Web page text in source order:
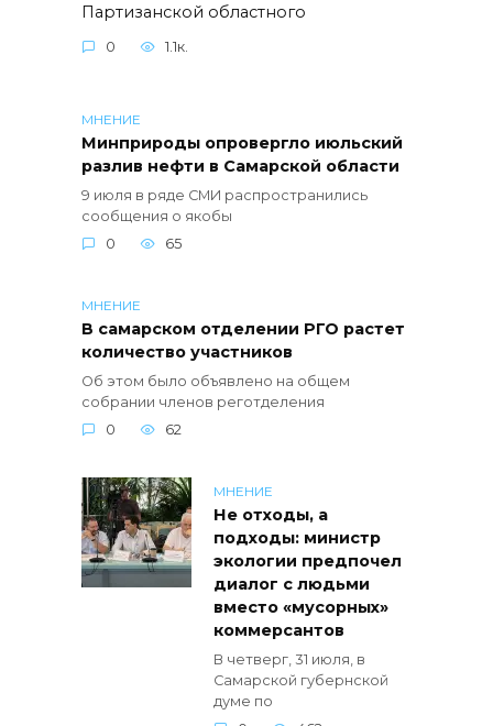
Партизанской областного
0 1.1к.
МНЕНИЕ
Минприроды опровергло июльский
разлив нефти в Самарской области
9 июля в ряде СМИ распространились
сообщения о якобы
0
65
МНЕНИЕ
В самарском отделении РГО растет
количество участников
Об этом было объявлено на общем
собрании членов реготделения
0
62
МНЕНИЕ
Не отходы, а
подходы: министр
экологии предпочел
диалог с людьми
вместо «мусорных»
коммерсантов
В четверг, 31 июля, в
Самарской губернской
думе по